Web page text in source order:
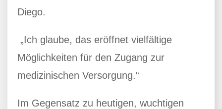
Diego.
„Ich glaube, das eröffnet vielfältige
Möglichkeiten für den Zugang zur
medizinischen Versorgung.“
Im Gegensatz zu heutigen, wuchtigen